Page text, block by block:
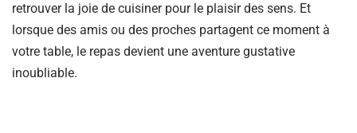
retrouver la joie de cuisiner pour le plaisir des sens. Et
lorsque des amis ou des proches partagent ce moment à
votre table, le repas devient une aventure gustative
inoubliable.